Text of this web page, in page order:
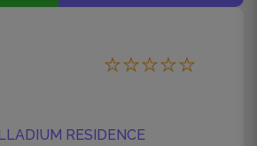
RESIDENCE